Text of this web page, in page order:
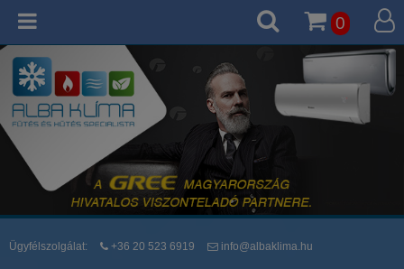
0
Ügyfélszolgálat: +36 20 523 6919 info@albaklima.hu